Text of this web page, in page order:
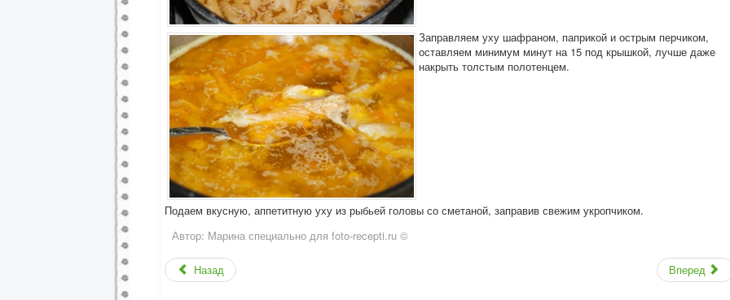
Заправляем уху шафраном, паприкой и острым перчиком,
оставляем минимум минут на 15 под крышкой, лучше даже
накрыть толстым полотенцем.
Подаем вкусную, аппетитную уху из рыбьей головы со сметаной, заправив свежим укропчиком.
Автор: Марина специально для foto-recepti.ru ©
Назад Вперед